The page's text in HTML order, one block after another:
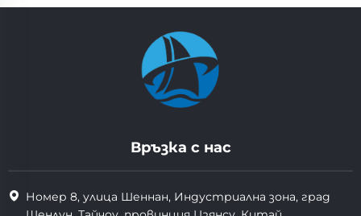
Връзка с нас
Номер 8, улица Шеннан, Индустриална зона, град